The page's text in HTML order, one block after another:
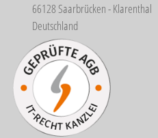
66128 Saarbrücken - Klarenthal
Deutschland